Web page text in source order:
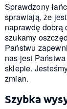
Sprawdzony
sprawiają, że
naprawdę dobrą
szukamy
Państwu
nas jest
sklepie.
zmian.
Szybka